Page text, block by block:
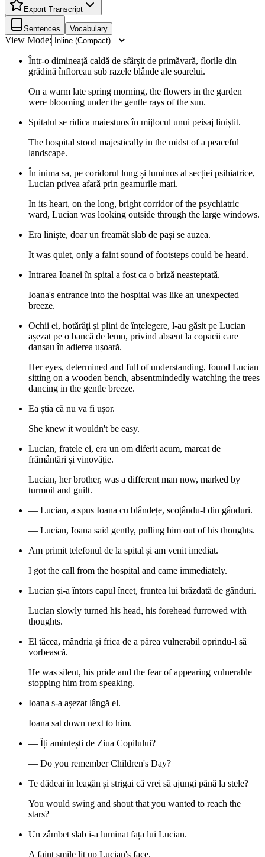
Export Transcript
Sentences Vocabulary
View Mode:
Într-o dimineață caldă de sfârșit de primăvară, florile din
grădină înfloreau sub razele blânde ale soarelui.
On a warm late spring morning, the flowers in the garden
were blooming under the gentle rays of the sun.
Spitalul se ridica maiestuos în mijlocul unui peisaj liniștit.
The hospital stood majestically in the midst of a peaceful
landscape.
În inima sa, pe coridorul lung și luminos al secției psihiatrice,
Lucian privea afară prin geamurile mari.
In its heart, on the long, bright corridor of the psychiatric
ward, Lucian was looking outside through the large windows.
Era liniște, doar un freamăt slab de pași se auzea.
It was quiet, only a faint sound of footsteps could be heard.
Intrarea Ioanei în spital a fost ca o briză neașteptată.
Ioana's entrance into the hospital was like an unexpected
breeze.
Ochii ei, hotărâți și plini de înțelegere, l-au găsit pe Lucian
așezat pe o bancă de lemn, privind absent la copacii care
dansau în adierea ușoară.
Her eyes, determined and full of understanding, found Lucian
sitting on a wooden bench, absentmindedly watching the trees
dancing in the gentle breeze.
Ea știa că nu va fi ușor.
She knew it wouldn't be easy.
Lucian, fratele ei, era un om diferit acum, marcat de
frământări și vinovăție.
Lucian, her brother, was a different man now, marked by
turmoil and guilt.
— Lucian, a spus Ioana cu blândețe, scoțându-l din gânduri.
— Lucian, Ioana said gently, pulling him out of his thoughts.
Am primit telefonul de la spital și am venit imediat.
I got the call from the hospital and came immediately.
Lucian și-a întors capul încet, fruntea lui brăzdată de gânduri.
Lucian slowly turned his head, his forehead furrowed with
thoughts.
El tăcea, mândria și frica de a părea vulnerabil oprindu-l să
vorbească.
He was silent, his pride and the fear of appearing vulnerable
stopping him from speaking.
Ioana s-a așezat lângă el.
Ioana sat down next to him.
— Îți amintești de Ziua Copilului?
— Do you remember Children's Day?
Te dădeai în leagăn și strigai că vrei să ajungi până la stele?
You would swing and shout that you wanted to reach the
stars?
Un zâmbet slab i-a luminat fața lui Lucian.
A faint smile lit up Lucian's face.